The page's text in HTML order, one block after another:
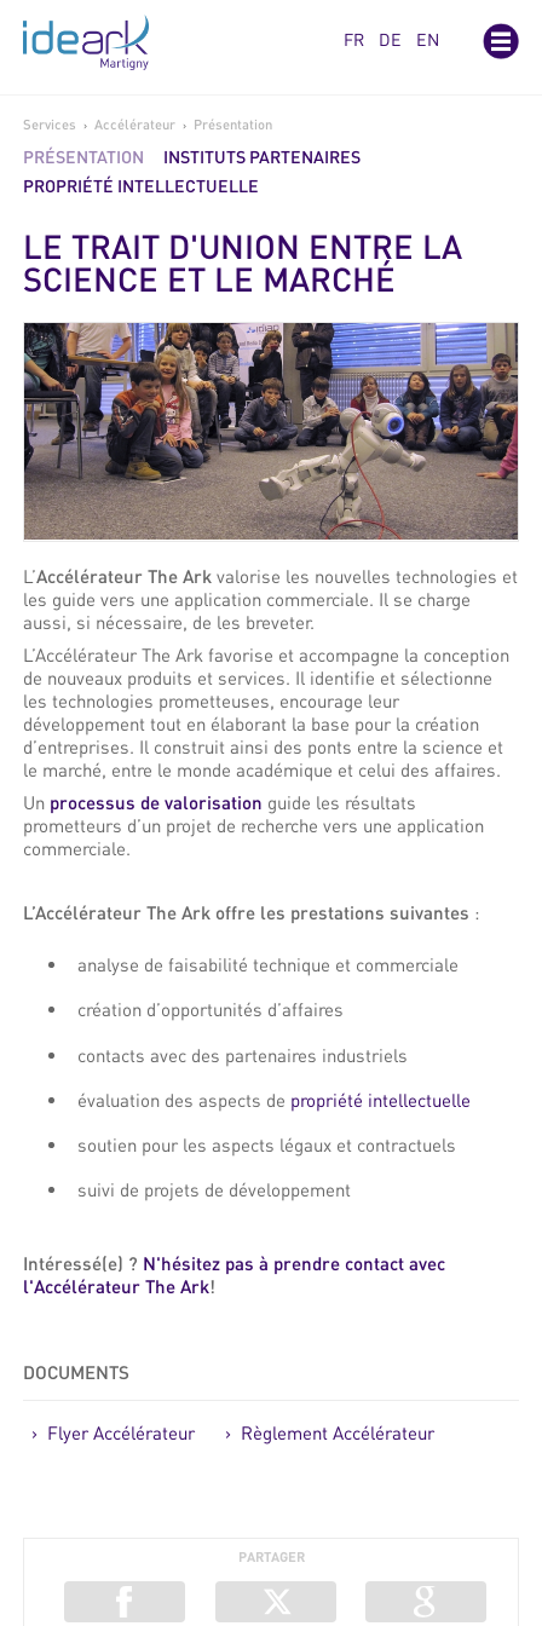
FR DE EN
Services › Accélérateur› Présentation
PRÉSENTATION
INSTITUTS PARTENAIRES
PROPRIÉTÉ INTELLECTUELLE
LE TRAIT D'UNION ENTRE LA
SCIENCE ET LE MARCHÉ
L’Accélérateur The Ark valorise les nouvelles technologies et
les guide vers une application commerciale. Il se charge
aussi, si nécessaire, de les breveter.
L’Accélérateur The Ark favorise et accompagne la conception
de nouveaux produits et services. Il identifie et sélectionne
les technologies prometteuses, encourage leur
développement tout en élaborant la base pour la création
d’entreprises. Il construit ainsi des ponts entre la science et
le marché, entre le monde académique et celui des affaires.
Un processus de valorisation guide les résultats
prometteurs d’un projet de recherche vers une application
commerciale.
L’Accélérateur The Ark offre les prestations suivantes :
analyse de faisabilité technique et commerciale
création d’opportunités d’affaires
contacts avec des partenaires industriels
évaluation des aspects de propriété intellectuelle
soutien pour les aspects légaux et contractuels
suivi de projets de développement
Intéressé(e) ? N'hésitez pas à prendre contact avec
l'Accélérateur The Ark!
DOCUMENTS
> Flyer Accélérateur > Règlement Accélérateur
PARTAGER